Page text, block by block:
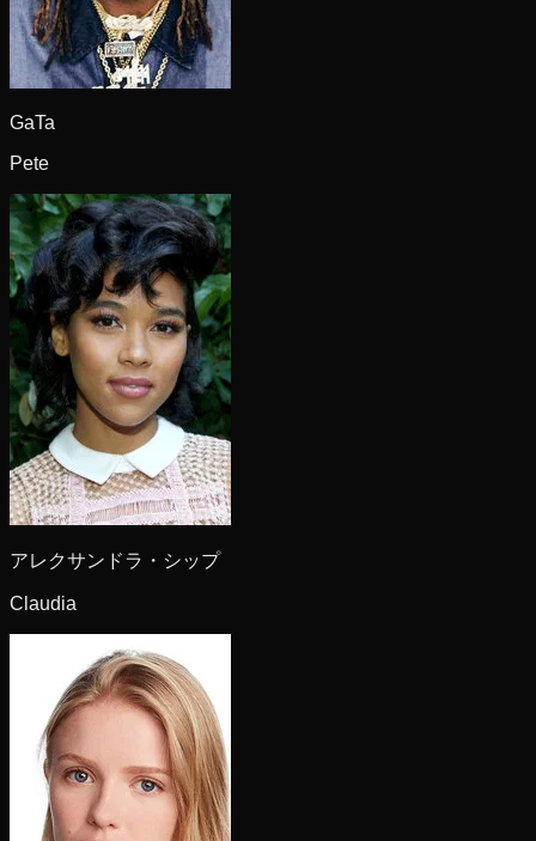
GaTa
Pete
アレクサンドラ・シップ
Claudia